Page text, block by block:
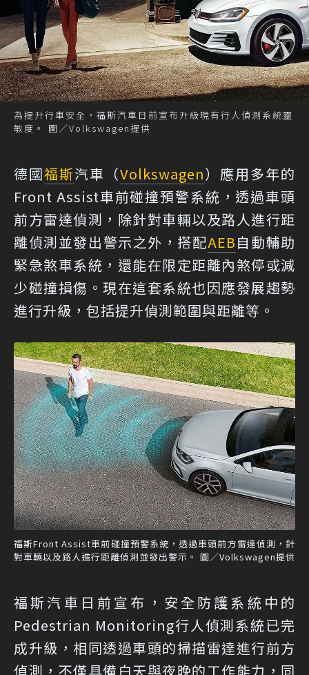
為提升行車安全，福斯汽車日前宣布升級現有行人偵測系統靈
敏度。 圖／Volkswagen提供
德國福斯汽車（Volkswagen）應用多年的
Front Assist車前碰撞預警系統，透過車頭
前方雷達偵測，除針對車輛以及路人進行距
離偵測並發出警示之外，搭配AEB自動輔助
緊急煞車系統，還能在限定距離內煞停或減
少碰撞損傷。現在這套系統也因應發展趨勢
進行升級，包括提升偵測範圍與距離等。
福斯Front Assist車前碰撞預警系統，透過車頭前方雷達偵測，針
對車輛以及路人進行距離偵測並發出警示。 圖／Volkswagen提供
福斯汽車日前宣布，安全防護系統中的
Pedestrian Monitoring行人偵測系統已完
成升級，相同透過車頭的掃描雷達進行前方
偵測，不僅具備白天與夜晚的工作能力，同